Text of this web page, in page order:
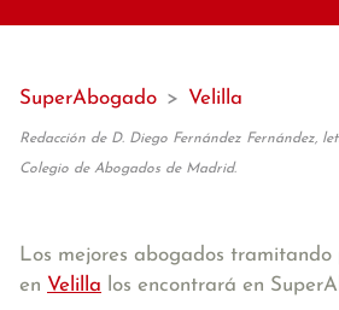
SuperAbogado > Velilla
Redacción de D. Diego Fernández Fernández,
Colegio de Abogados de Madrid.
Los mejores abogados
en Velilla los encontrará en